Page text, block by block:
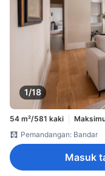
1/18
54 m²/581 kaki
Pemandangan: Bandar
Masuk